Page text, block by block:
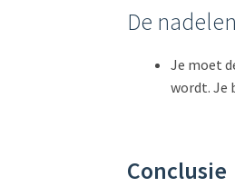
De
Je moet
wordt. Je
Conclusie